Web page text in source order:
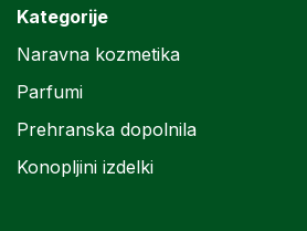
Kategorije
Naravna kozmetika
Parfumi
Prehranska dopolnila
Konopljini izdelki